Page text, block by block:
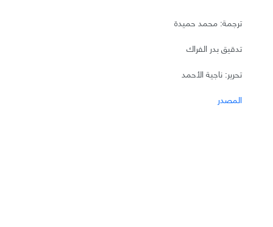
ترجمة: محمد حميدة
تدقيق بدر الفراك
تحرير: ناجية الأحمد
المصدر